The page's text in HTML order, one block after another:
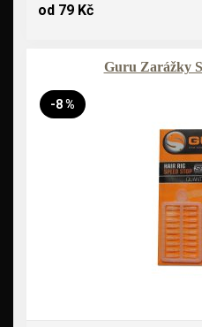
od 79 Kč
Guru Zarážky
-8 %